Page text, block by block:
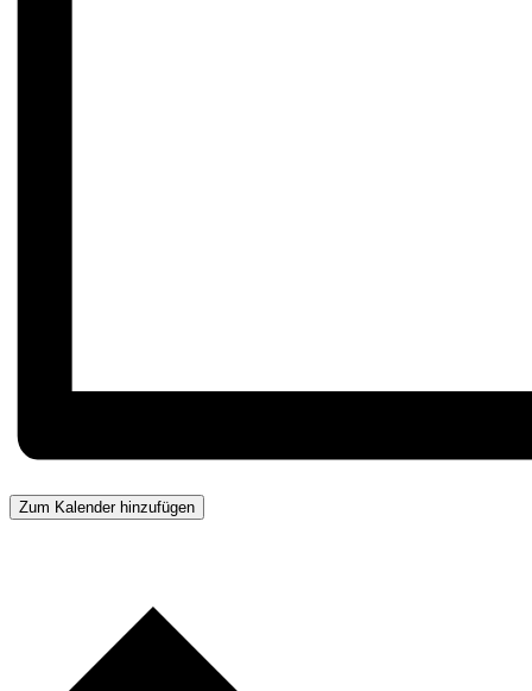
Zum Kalender hinzufügen